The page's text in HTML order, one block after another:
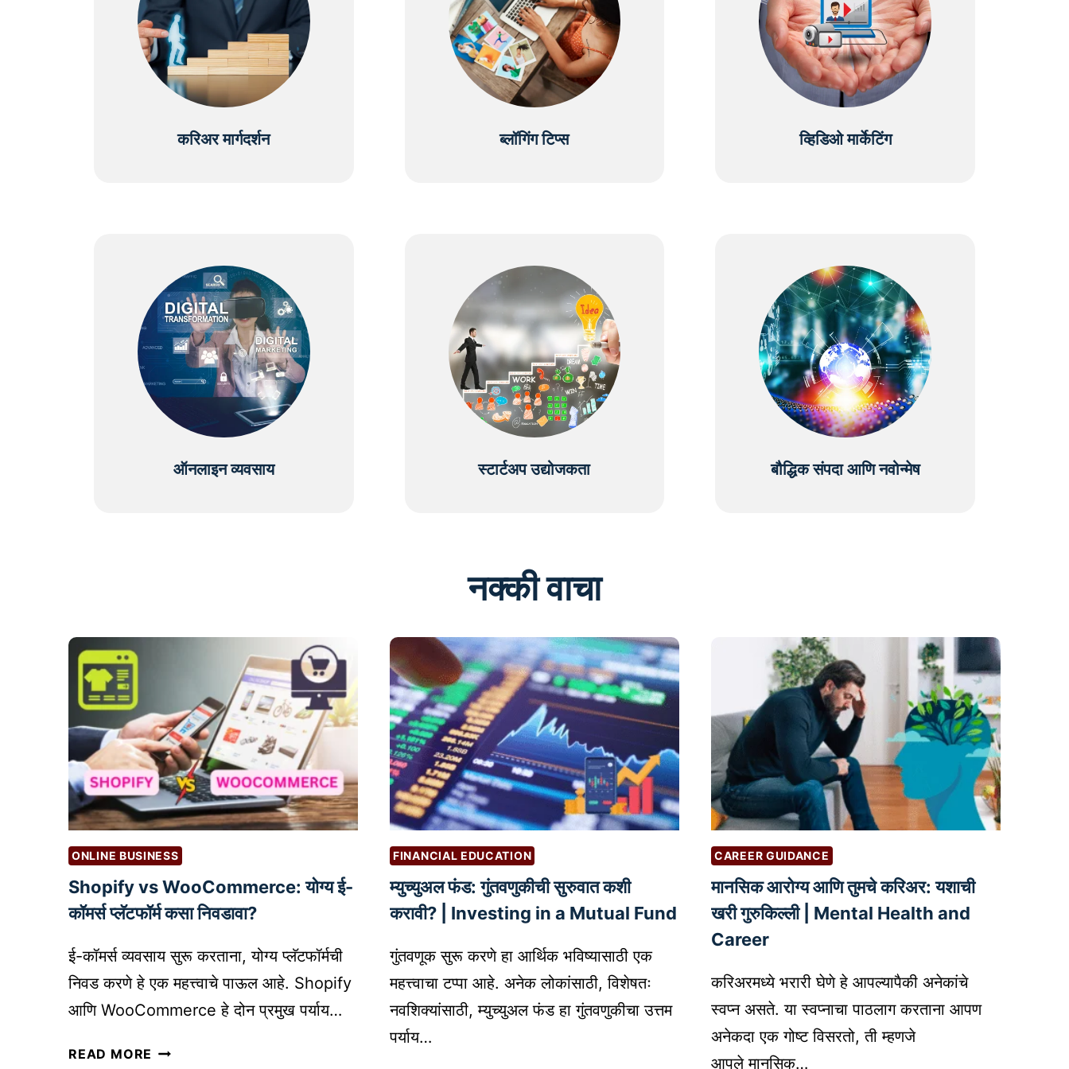
करिअर मार्गदर्शन ब्लॉगिंग टिप्स व्हिडिओ मार्केटिंग
ऑनलाइन व्यवसाय स्टार्टअप उद्योजकता बौद्धिक संपदा आणि नवोन्मेष
नक्की वाचा
ONLINE BUSINESS
Shopify vs WooCommerce: योग्य ई-
कॉमर्स प्लॅटफॉर्म कसा निवडावा?
ई-कॉमर्स व्यवसाय सुरू करताना, योग्य प्लॅटफॉर्मची
निवड करणे हे एक महत्त्वाचे पाऊल आहे. Shopify
आणि WooCommerce हे दोन प्रमुख पर्याय…
READ MORE S
FINANCIAL EDUCATION
म्युच्युअल फंड: गुंतवणुकीची सुरुवात कशी
करावी? | Investing in a Mutual Fund
गुंतवणूक सुरू करणे हा आर्थिक भविष्यासाठी एक
महत्त्वाचा टप्पा आहे. अनेक लोकांसाठी, विशेषतः
नवशिक्यांसाठी, म्युच्युअल फंड हा गुंतवणुकीचा उत्तम
पर्याय…
CAREER GUIDANCE
मानसिक आरोग्य आणि तुमचे करिअर: यशाची
खरी गुरुकिल्ली | Mental Health and
Career
करिअरमध्ये भरारी घेणे हे आपल्यापैकी अनेकांचे
स्वप्न असते. या स्वप्नाचा पाठलाग करताना आपण
अनेकदा एक गोष्ट विसरतो, ती म्हणजे
आपले मानसिक…